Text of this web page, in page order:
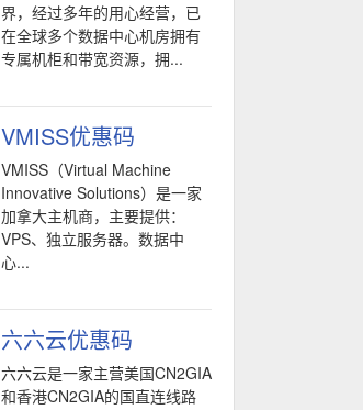
界，经过多年的用心经营，已
在全球多个数据中心机房拥有
专属机柜和带宽资源，拥...
VMISS优惠码
VMISS（Virtual Machine
Innovative Solutions）是一家
加拿大主机商，主要提供：
VPS、独立服务器。数据中
心...
六六云优惠码
六六云是一家主营美国CN2GIA
和香港CN2GIA的国直连线路